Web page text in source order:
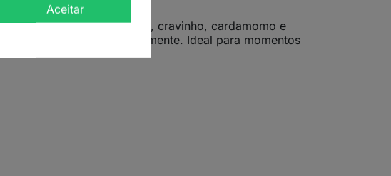
como canela, gengibre, cravinho, cardamomo e
a harmonizar corpo e mente. Ideal para momentos
Aceitar